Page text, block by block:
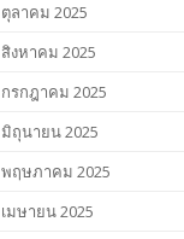
ตุลาคม 2025
สิงหาคม 2025
กรกฎาคม 2025
มิถุนายน 2025
พฤษภาคม 2025
เมษายน 2025